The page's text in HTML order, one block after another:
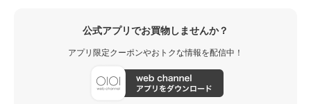
公式アプリでお買物しませんか？
アプリ限定クーポンやおトクな情報を配信中！